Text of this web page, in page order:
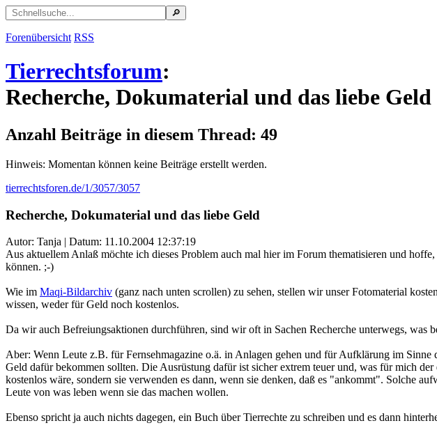
Forenübersicht RSS
Tierrechtsforum:
Recherche, Dokumaterial und das liebe Geld
Anzahl Beiträge in diesem Thread: 49
Hinweis: Momentan können keine Beiträge erstellt werden.
tierrechtsforen.de/1/3057/3057
Recherche, Dokumaterial und das liebe Geld
Autor: Tanja | Datum: 11.10.2004 12:37:19
Aus aktuellem Anlaß möchte ich dieses Problem auch mal hier im Forum thematisieren und
können. ;-)
Wie im Maqi-Bildarchiv (ganz nach unten scrollen) zu sehen, stellen wir unser Fotomaterial
wissen, weder für Geld noch kostenlos.
Da wir auch Befreiungsaktionen durchführen, sind wir oft in Sachen Recherche unterwegs,
Aber: Wenn Leute z.B. für Fernsehmagazine o.ä. in Anlagen gehen und für Aufklärung im
Geld dafür bekommen sollten. Die Ausrüstung dafür ist sicher extrem teuer und, was für mich
kostenlos wäre, sondern sie verwenden es dann, wenn sie denken, daß es "ankommt". Solche
Leute von was leben wenn sie das machen wollen.
Ebenso spricht ja auch nichts dagegen, ein Buch über Tierrechte zu schreiben und es dann